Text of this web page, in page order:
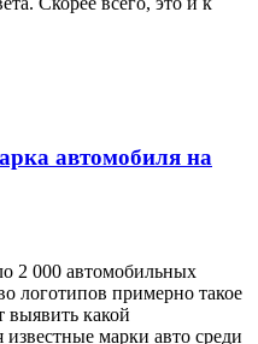
автомобиля на
2 000 автомобильных
логотипов примерно такое
какой
марки авто среди